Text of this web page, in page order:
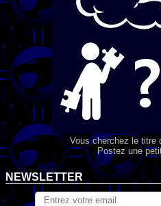
Vous cherchez le titre
Postez une
NEWSLETTER